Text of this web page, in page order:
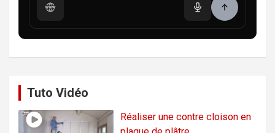
Tuto Vidéo
Réaliser une contre cloison en